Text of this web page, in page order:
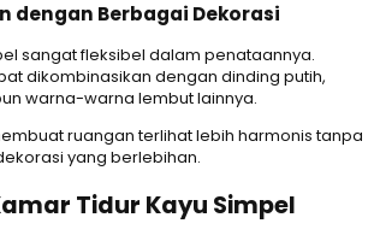
dengan Berbagai Dekorasi
sangat fleksibel dalam penataannya.
dikombinasikan dengan dinding putih,
warna-warna lembut lainnya.
ruangan terlihat lebih harmonis tanpa
yang berlebihan.
Tidur Kayu Simpel